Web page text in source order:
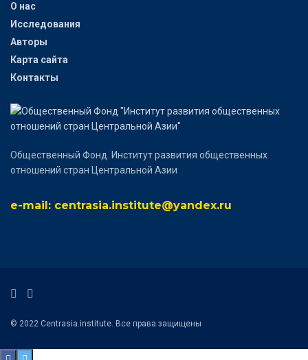
О нас
Исследования
Авторы
Карта сайта
Контакты
Общественный Фонд. Институт развития общественных
отношений стран Центральной Азии
e-mail: centrasia.institute@yandex.ru
© 2022 Centrasia.institute. Все права защищены